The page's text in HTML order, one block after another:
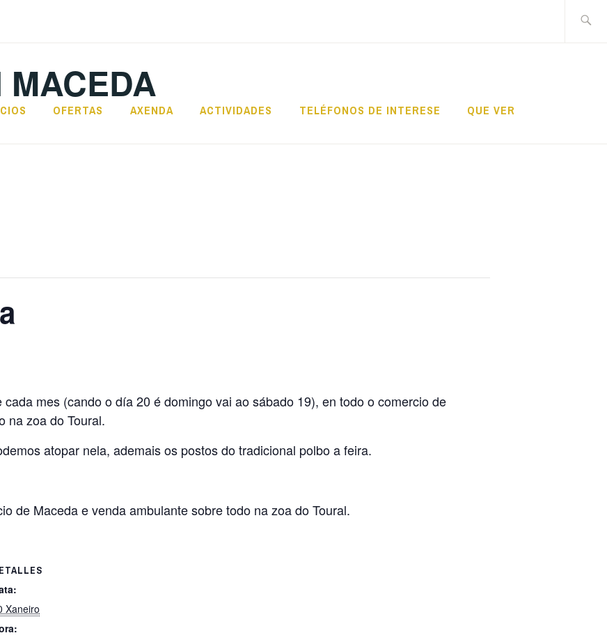
MACEDA
OFERTAS AXENDA ACTIVIDADES TELÉFONOS DE INTERESE QUE VER
mes (cando o día 20 é domingo vai ao sábado 19), en todo o comercio de
na zoa do Toural.
atopar nela, ademais os postos do tradicional polbo a feira.
de Maceda e venda ambulante sobre todo na zoa do Toural.
Xaneiro